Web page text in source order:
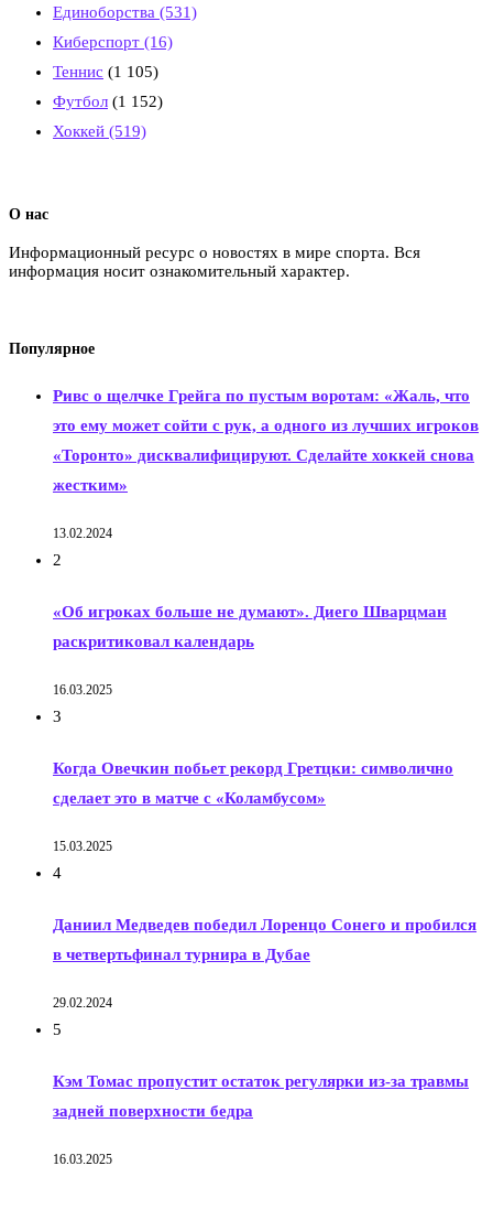
Единоборства (531)
Киберспорт (16)
Теннис (1 105)
Футбол (1 152)
Хоккей (519)
О нас
Информационный ресурс о новостях в мире спорта. Вся
информация носит ознакомительный характер.
Популярное
Ривс о щелчке Грейга по пустым воротам: «Жаль, что
это ему может сойти с рук, а одного из лучших игроков
«Торонто» дисквалифицируют. Сделайте хоккей снова
жестким»
13.02.2024
2
«Об игроках больше не думают». Диего Шварцман
раскритиковал календарь
16.03.2025
3
Когда Овечкин побьет рекорд Гретцки: символично
сделает это в матче с «Коламбусом»
15.03.2025
4
Даниил Медведев победил Лоренцо Сонего и пробился
в четвертьфинал турнира в Дубае
29.02.2024
5
Кэм Томас пропустит остаток регулярки из-за травмы
задней поверхности бедра
16.03.2025